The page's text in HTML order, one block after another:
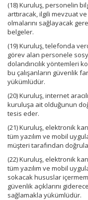
(18) Kuruluş, personelin
arttıracak, ilgili mevzuat
olmalarını sağlayacak
belgeler.
(19) Kuruluş, telefonda
görev alan personele
dolandırıcılık yöntemleri
bu çalışanların güvenlik
yükümlüdür.
(20) Kuruluş, internet
kuruluşa ait olduğunun
tesis eder.
(21) Kuruluş, elektronik
tüm yazılım ve mobil
müşteri tarafından
(22) Kuruluş, elektronik
tüm yazılım ve mobil
sokacak hususlar
güvenlik açıklarını
sağlamakla yükümlüdür.